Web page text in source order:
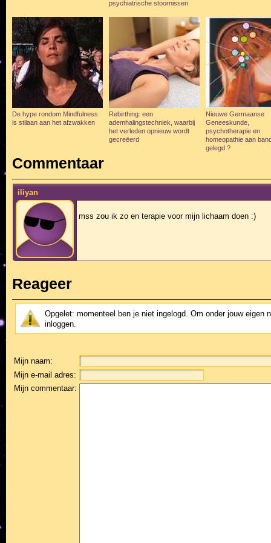
psychiatrische stoornissen
De hype rondom Mindfulness
is stilaan aan het afzwakken
Rebirthing: een
ademhalingstechniek, waarbij
het verleden opnieuw wordt
gecreëerd
Nieuwe Germaanse
Geneeskunde,
psychotherapie en
homeopathie aan
gelegd ?
Commentaar
iliyan
mss zou ik zo en terapie voor mijn lichaam doen :)
Reageer
Opgelet: momenteel ben je niet ingelogd. Om onder jouw eigen
inloggen.
Mijn naam:
Mijn e-mail adres:
Mijn commentaar: